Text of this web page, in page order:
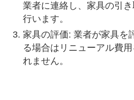
業者に連絡し、家具の引
行います。
家具の評価: 業者が家具を
る場合はリニューアル費
れません。